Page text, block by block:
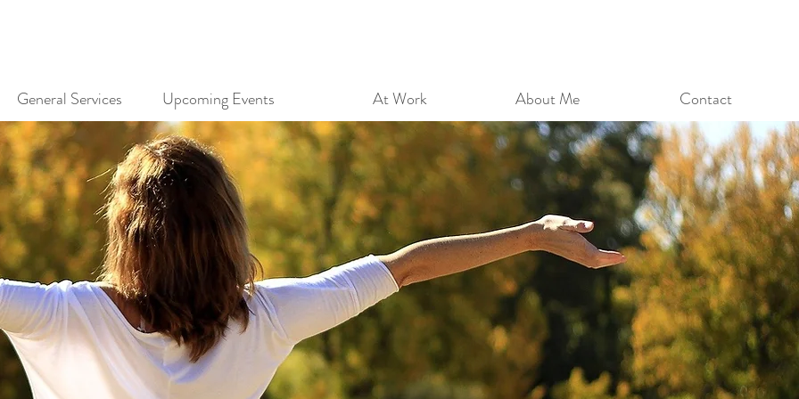
General Services Upcoming Events At Work About Me Contact